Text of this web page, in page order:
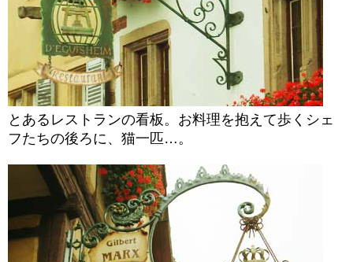
とあるレストランの看板。お料理を抱えて歩くシェ
フたちの後ろに、猫一匹…。